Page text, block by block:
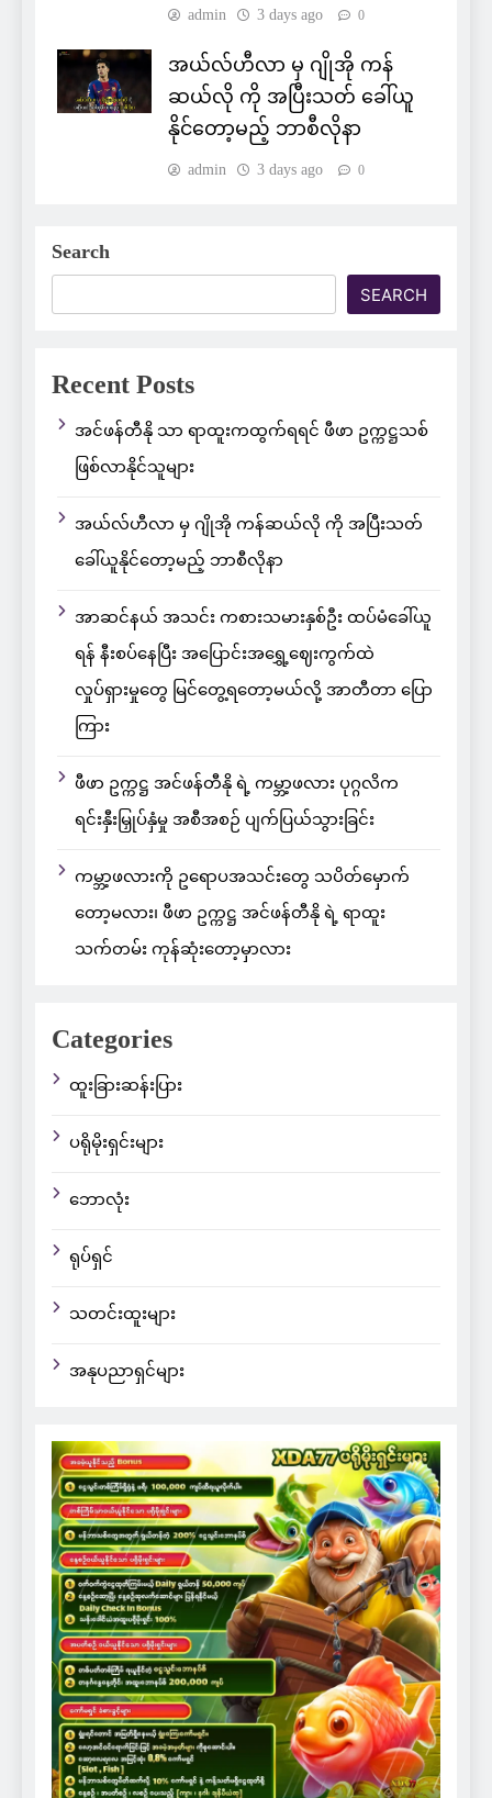
admin 3 days ago 0
အယ်လ်ဟီလာ မှ ဂျိုအို ကန်
ဆယ်လို ကို အပြီးသတ် ခေါ်ယူ
နိုင်တော့မည့် ဘာစီလိုနာ
admin 3 days ago 0
Search
SEARCH
Recent Posts
အင်ဖန်တီနို သာ ရာထူးကထွက်ရရင် ဖီဖာ ဥက္ကဋ္ဌသစ်
ဖြစ်လာနိုင်သူများ
အယ်လ်ဟီလာ မှ ဂျိုအို ကန်ဆယ်လို ကို အပြီးသတ်
ခေါ်ယူနိုင်တော့မည့် ဘာစီလိုနာ
အာဆင်နယ် အသင်း ကစားသမားနှစ်ဦး ထပ်မံခေါ်ယူ
ရန် နီးစပ်နေပြီး အပြောင်းအရွှေ့ဈေးကွက်ထဲ
လှုပ်ရှားမှုတွေ မြင်တွေ့ရတော့မယ်လို့ အာတီတာ ပြော
ကြား
ဖီဖာ ဥက္ကဋ္ဌ အင်ဖန်တီနို ရဲ့ ကမ္ဘာ့ဖလား ပုဂ္ဂလိက
ရင်းနှီးမြှုပ်နှံမှု အစီအစဉ် ပျက်ပြယ်သွားခြင်း
ကမ္ဘာ့ဖလားကို ဥရောပအသင်းတွေ သပိတ်မှောက်
တော့မလား၊ ဖီဖာ ဥက္ကဋ္ဌ အင်ဖန်တီနို ရဲ့ ရာထူး
သက်တမ်း ကုန်ဆုံးတော့မှာလား
Categories
ထူးခြားဆန်းပြား
ပရိုမိုးရှင်းများ
ဘောလုံး
ရုပ်ရှင်
သတင်းထူးများ
အနုပညာရှင်များ